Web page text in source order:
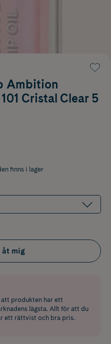
Ambition
Cristal Clear 5
finns i lager
åt mig
att produkten har ett
lägsta. Allt för att du
ett rättvist och bra pris.